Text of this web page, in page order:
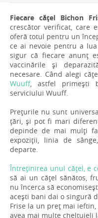
Fiecare cățel Bichon
crescător verificat, care
oferă totul pentru un
ce ai nevoie pentru a
sigur că fiecare anunț
vaccinările și
necesare. Când alegi
Wuuff, astfel primești
serviciului Wuuff.
Prețurile nu sunt
țări, și pot fi mari
depinde de mai mulți
expoziții, linia de
departe.
Întreținirea unul cățel, e
să ai un cățel sănătos,
nu încerca să
acești bani dai o singură
Frise la un preț mai
avea mai multe cheltuieli